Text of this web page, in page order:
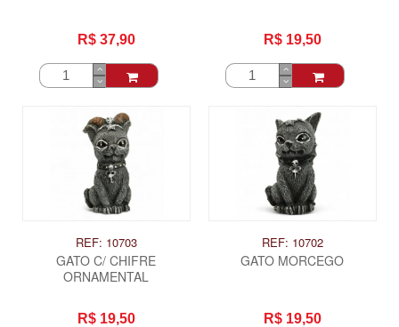
R$ 37,90 R$ 19,50
REF: 10703
GATO C/ CHIFRE
ORNAMENTAL
R$ 19,50
REF: 10702
GATO MORCEGO
R$ 19,50